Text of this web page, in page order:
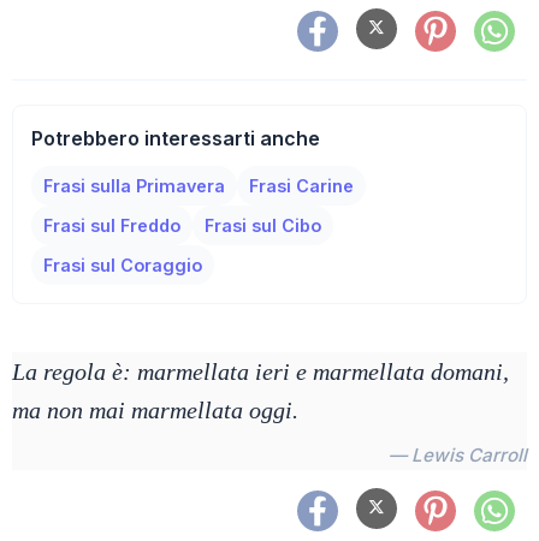
Potrebbero interessarti anche
Frasi sulla Primavera
Frasi Carine
Frasi sul Freddo
Frasi sul Cibo
Frasi sul Coraggio
La regola è: marmellata ieri e marmellata domani,
ma non mai marmellata oggi.
— Lewis Carroll